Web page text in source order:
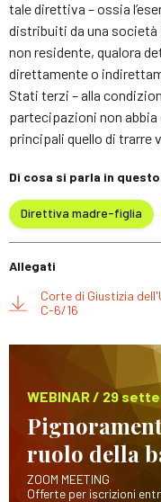
tale direttiva – ossia
distribuiti da una società
non residente, qualora
direttamente o
Stati terzi – alla
partecipazioni non
principali quello di trarre
Di cosa si parla in
Direttiva madre-figlia
Allegati
Corte di Giustizia
C-6/16
WEBINAR / 29
ruolo della
ZOOM MEETING
Offerte per iscrizioni